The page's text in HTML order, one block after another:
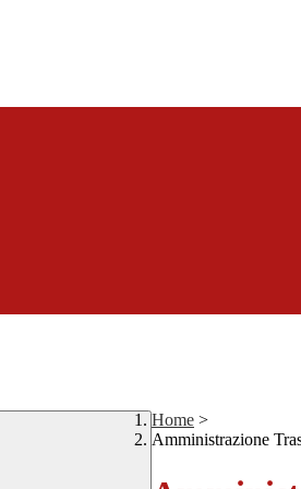
Home >
Amministrazione